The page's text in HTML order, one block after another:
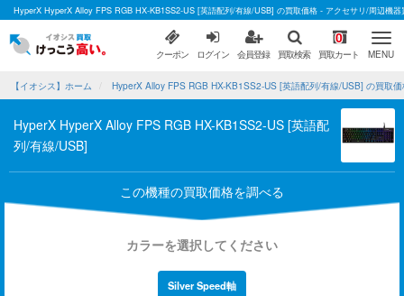
HyperX HyperX Alloy FPS RGB HX-KB1SS2-US [英語配列/有線/USB] の買取価格 - アクセサリ/周辺機器
クーポン ログイン 会員登録 買取検索
0
買取カート MENU
【イオシス】ホーム HyperX Alloy FPS RGB HX-KB1SS2-US [英語配列/有線/USB] の買取
HyperX HyperX Alloy FPS RGB HX-KB1SS2-US [英語配
列/有線/USB]
この機種の買取価格を調べる
カラーを選択してください
Silver Speed軸